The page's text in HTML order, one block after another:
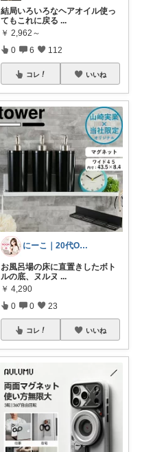
結局いろいろなヘアオイル使っ
てもこれに戻る ...
￥ 2,962～
0 6 112
コレ いいね
にーこ｜20代OLの買ってよかった部屋
お風呂場の床に直置きしたボト
ルの底、ヌルヌ ...
￥ 4,290
0 0 23
コレ いいね